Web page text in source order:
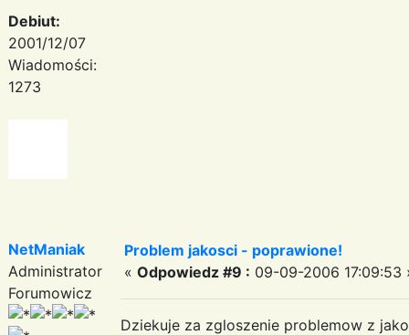
Debiut:
2001/12/07
Wiadomości:
1273
NetManiak
Administrator
Forumowicz
Problem jakosci - poprawione!
« Odpowiedz #9 : 09-09-2006 17:09:53
Dziekuje za zgloszenie problemow z